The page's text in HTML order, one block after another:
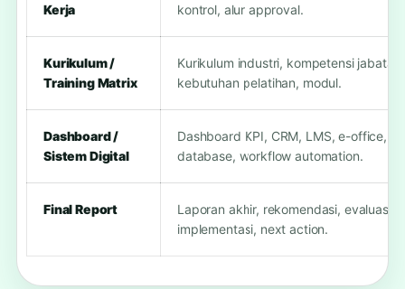
Kerja
kontrol, alur approval.
Kurikulum /
Training Matrix
Kurikulum industri, kompetensi jabatan,
kebutuhan pelatihan, modul.
Dashboard /
Sistem Digital
Dashboard KPI, CRM, LMS, e-office,
database, workflow automation.
Final Report
Laporan akhir, rekomendasi, evaluasi
implementasi, next action.